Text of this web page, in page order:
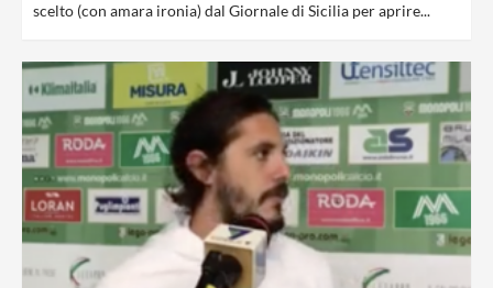
scelto (con amara ironia) dal Giornale di Sicilia per aprire...